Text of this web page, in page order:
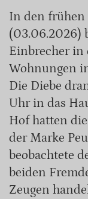
In den frühen
(03.06.2026)
Einbrecher in
Wohnungen
Die Diebe
Uhr in das
Hof hatten
der Marke
beobachtete
beiden
Zeugen